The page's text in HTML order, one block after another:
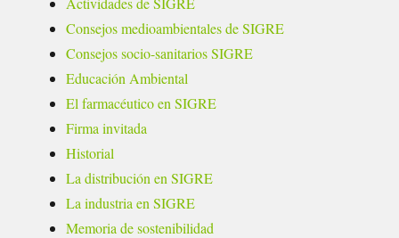
Consejos medioambientales de SIGRE
Consejos socio-sanitarios SIGRE
Educación Ambiental
El farmacéutico en SIGRE
Firma invitada
Historial
La distribución en SIGRE
La industria en SIGRE
Memoria de sostenibilidad